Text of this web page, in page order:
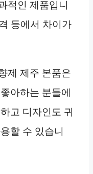
적인 제품입니
등에서 차이가
제 제주 본품은
아하는 분들에
고 디자인도 귀
할 수 있습니